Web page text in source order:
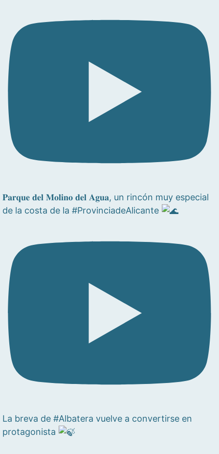
𝐏𝐚𝐫𝐪𝐮𝐞 𝐝𝐞𝐥 𝐌𝐨𝐥𝐢𝐧𝐨 𝐝𝐞𝐥 𝐀𝐠𝐮𝐚, un rincón muy especial
de la costa de la #ProvinciadeAlicante
La breva de #Albatera vuelve a convertirse en
protagonista